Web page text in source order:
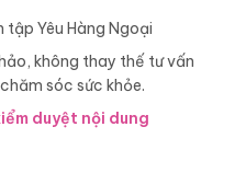
tập Yêu Hàng Ngoại
không thay thế tư vấn
sóc sức khỏe.
duyệt nội dung